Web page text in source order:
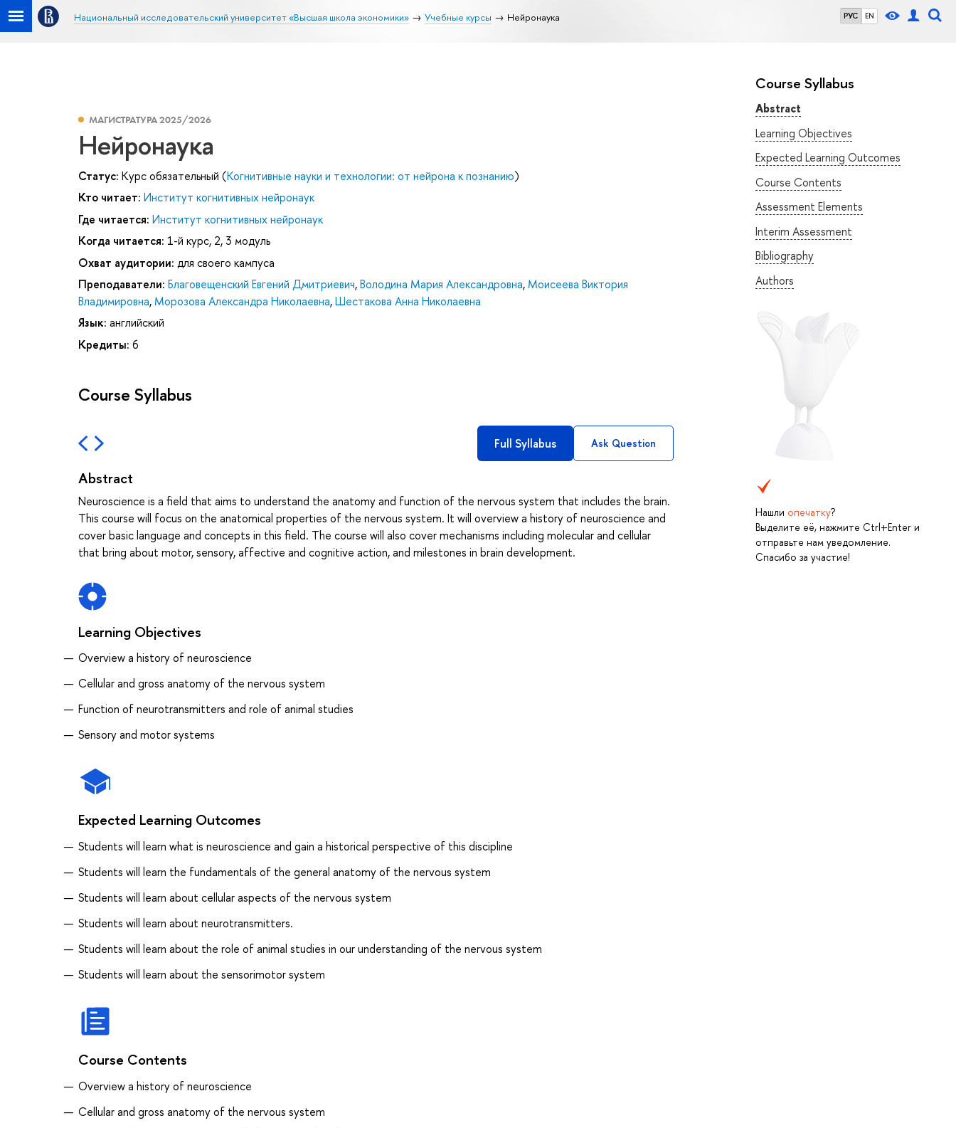
РУС EN
Национальный исследовательский университет «Высшая школа экономики» Учебные курсы Нейронаука
Course Syllabus
Abstract
Learning Objectives
Expected Learning Outcomes
Course Contents
Assessment Elements
Interim Assessment
Bibliography
Authors
Нашли опечатку?
Выделите её, нажмите Ctrl+Enter и
отправьте нам уведомление.
Спасибо за участие!
МАГИСТРАТУРА 2025/2026
Нейронаука
Статус: Курс обязательный (Когнитивные науки и технологии: от нейрона к познанию)
Кто читает: Институт когнитивных нейронаук
Где читается: Институт когнитивных нейронаук
Когда читается: 1-й курс, 2, 3 модуль
Охват аудитории: для своего кампуса
Преподаватели: Благовещенский Евгений Дмитриевич,Володина Мария Александровна, Моисеева Виктория
Владимировна, Морозова Александра Николаевна,Шестакова Анна Николаевна
Язык: английский
Кредиты: 6
Course Syllabus
Full Syllabus Ask Question
Abstract
Neuroscience is a field that aims to understand the anatomy and function of the nervous system that includes the brain.
This course will focus on the anatomical properties of the nervous system. It will overview a history of neuroscience and
cover basic language and concepts in this field. The course will also cover mechanisms including molecular and cellular
that bring about motor, sensory, affective and cognitive action, and milestones in brain development.
Learning Objectives
Overview a history of neuroscience
Cellular and gross anatomy of the nervous system
Function of neurotransmitters and role of animal studies
Sensory and motor systems
Expected Learning Outcomes
Students will learn what is neuroscience and gain a historical perspective of this discipline
Students will learn the fundamentals of the general anatomy of the nervous system
Students will learn about cellular aspects of the nervous system
Students will learn about neurotransmitters.
Students will learn about the role of animal studies in our understanding of the nervous system
Students will learn about the sensorimotor system
Course Contents
Overview a history of neuroscience
Cellular and gross anatomy of the nervous system